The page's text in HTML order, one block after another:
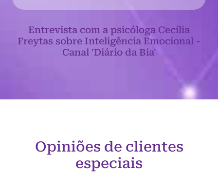
Entrevista com a psicóloga Cecília
Freytas sobre Inteligência Emocional -
Canal 'Diário da Bia'
Opiniões de clientes
especiais